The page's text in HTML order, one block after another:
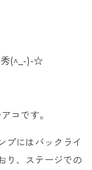
秀(^_-)-☆
コです。
プにはバックライ
り、ステージでの